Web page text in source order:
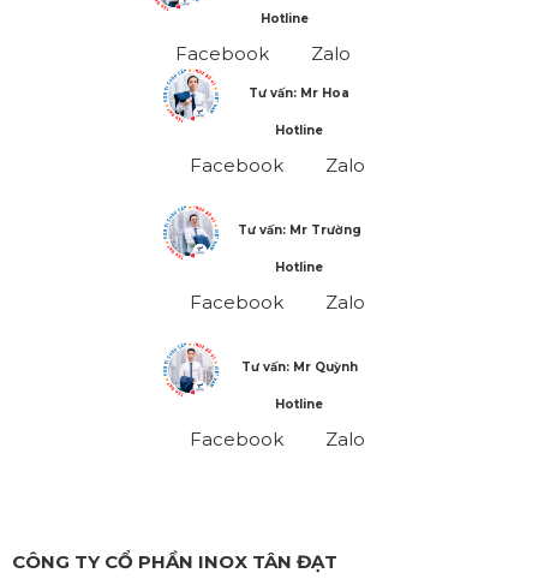
Hotline
Facebook Zalo
Tư vấn: Mr Hoa
Hotline
Facebook Zalo
Tư vấn: Mr Trường
Hotline
Facebook Zalo
Tư vấn: Mr Quỳnh
Hotline
Facebook Zalo
CÔNG TY CỔ PHẦN INOX TÂN ĐẠT